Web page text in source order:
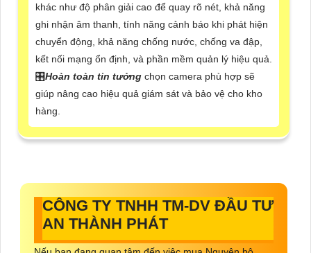
khác như độ phân giải cao để quay rõ nét, khả năng
ghi nhận âm thanh, tính năng cảnh báo khi phát hiện
chuyển động, khả năng chống nước, chống va đập,
kết nối mạng ổn định, và phần mềm quản lý hiệu quả.
🎛Hoàn toàn tin tưởng chọn camera phù hợp sẽ
giúp nâng cao hiệu quả giám sát và bảo vệ cho kho
hàng.
CÔNG TY TNHH TM-DV ĐẦU TƯ
AN THÀNH PHÁT